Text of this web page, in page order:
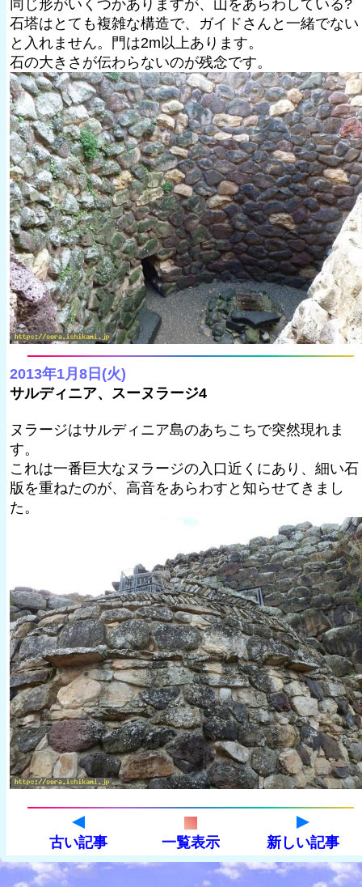
同じ形がいくつかありますが、山をあらわしている?
石塔はとても複雑な構造で、ガイドさんと一緒でない
と入れません。門は2m以上あります。
石の大きさが伝わらないのが残念です。
2013年1月8日(火)
サルディニア、スーヌラージ4
ヌラージはサルディニア島のあちこちで突然現れま
す。
これは一番巨大なヌラージの入口近くにあり、細い石
版を重ねたのが、高音をあらわすと知らせてきまし
た。
古い記事 一覧表示 新しい記事